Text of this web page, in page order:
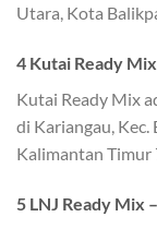
Utara, Kota
4 Kutai Ready
Kutai Ready Mix
di Kariangau, Kec.
Kalimantan Timur
5 LNJ Ready Mix